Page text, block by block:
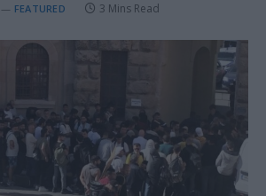
FEATURED 3 Mins Read